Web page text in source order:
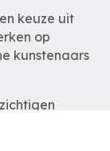
keuze uit
op
kunstenaars